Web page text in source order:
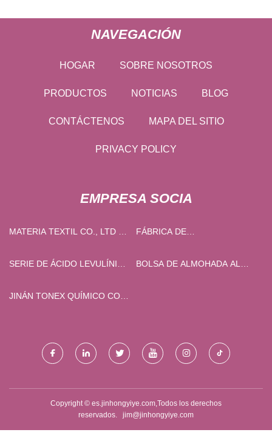
NAVEGACIÓN
HOGAR SOBRE NOSOTROS
PRODUCTOS NOTICIAS BLOG
CONTÁCTENOS MAPA DEL SITIO
PRIVACY POLICY
EMPRESA SOCIA
MATERIA TEXTIL CO., LTD DE
FÁBRICA DE
SERIE DE ÁCIDO LEVULÍNICO
BOLSA DE ALMOHADA AL
JINÁN TONEX QUÍMICO CO.,
Copyright © es.jinhongyiye.com,Todos los derechos
reservados. jim@jinhongyiye.com